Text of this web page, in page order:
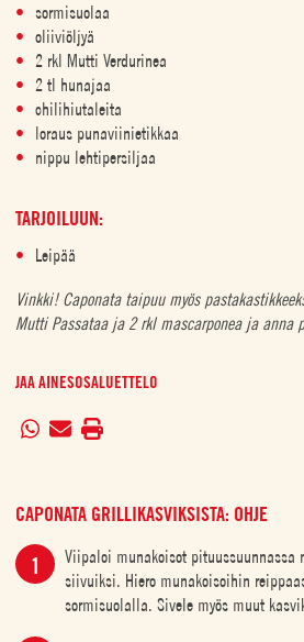
sormisuolaa
oliiviöljyä
2 rkl Mutti Verdurinea
2 tl hunajaa
chilihiutaleita
loraus punaviinietikkaa
nippu lehtipersiljaa
TARJOILUUN:
Leipää
Vinkki! Caponata taipuu myös
Mutti Passataa ja 2 rkl mascarponea ja anna
JAA AINESOSALUETTELO
CAPONATA GRILLIKASVIKSISTA: OHJE
Viipaloi munakoisot pituussuunnassa
siivuiksi. Hiero munakoisoihin
sormisuolalla. Sivele myös muut